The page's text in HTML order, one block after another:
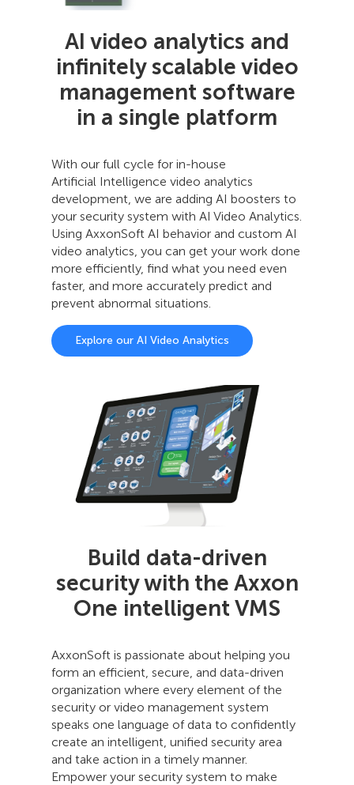
AI video analytics and
infinitely scalable video
management software
in a single platform
With our full cycle for in-house
Artificial Intelligence video analytics
development, we are adding AI boosters to
your security system with AI Video Analytics.
Using AxxonSoft AI behavior and custom AI
video analytics, you can get your work done
more efficiently, find what you need even
faster, and more accurately predict and
prevent abnormal situations.
Explore our AI Video Analytics
Build data-driven
security with the Axxon
One intelligent VMS
AxxonSoft is passionate about helping you
form an efficient, secure, and data-driven
organization where every element of the
security or video management system
speaks one language of data to confidently
create an intelligent, unified security area
and take action in a timely manner.
Empower your security system to make